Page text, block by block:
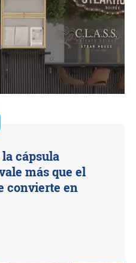
cápsula
más que el
convierte en